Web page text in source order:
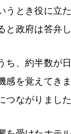
うとき役に立
と政府は答弁
ち、約半数が
感を覚えてき
つながりまし